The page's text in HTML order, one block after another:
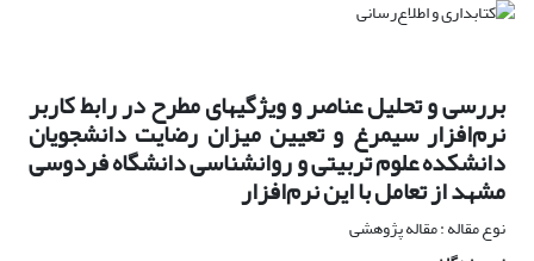
بررسی و تحلیل عناصر و ویژگیهای مطرح در رابط کاربر
نرم‌افزار سیمرغ و تعیین میزان رضایت دانشجویان
دانشکده علوم تربیتی و روانشناسی دانشگاه فردوسی
مشهد از تعامل با این نرم‌افزار
نوع مقاله : مقاله پژوهشی